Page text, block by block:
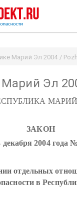
Марий Эл 2004 /
Марий Эл
ЗАКОН
декабря 2004 года
отдельных
в